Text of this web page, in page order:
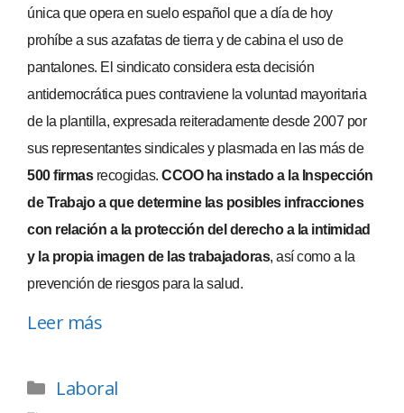
única que opera en suelo español que a día de hoy
prohíbe a sus azafatas de tierra y de cabina el uso de
pantalones. El sindicato considera esta decisión
antidemocrática pues contraviene la voluntad mayoritaria
de la plantilla, expresada reiteradamente desde 2007 por
sus representantes sindicales y plasmada en las más de
500 firmasrecogidas. CCOO ha instado a la Inspección
de Trabajo a que determine las posibles infracciones
con relación a la protección del derecho a la intimidad
y la propia imagen de las trabajadoras, así como a la
prevención de riesgos para la salud.
Leer más
Laboral